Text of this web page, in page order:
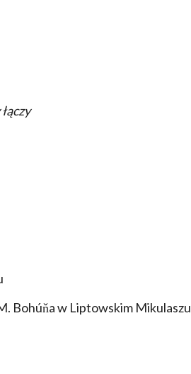
Bohúňa w Liptowskim Mikulaszu